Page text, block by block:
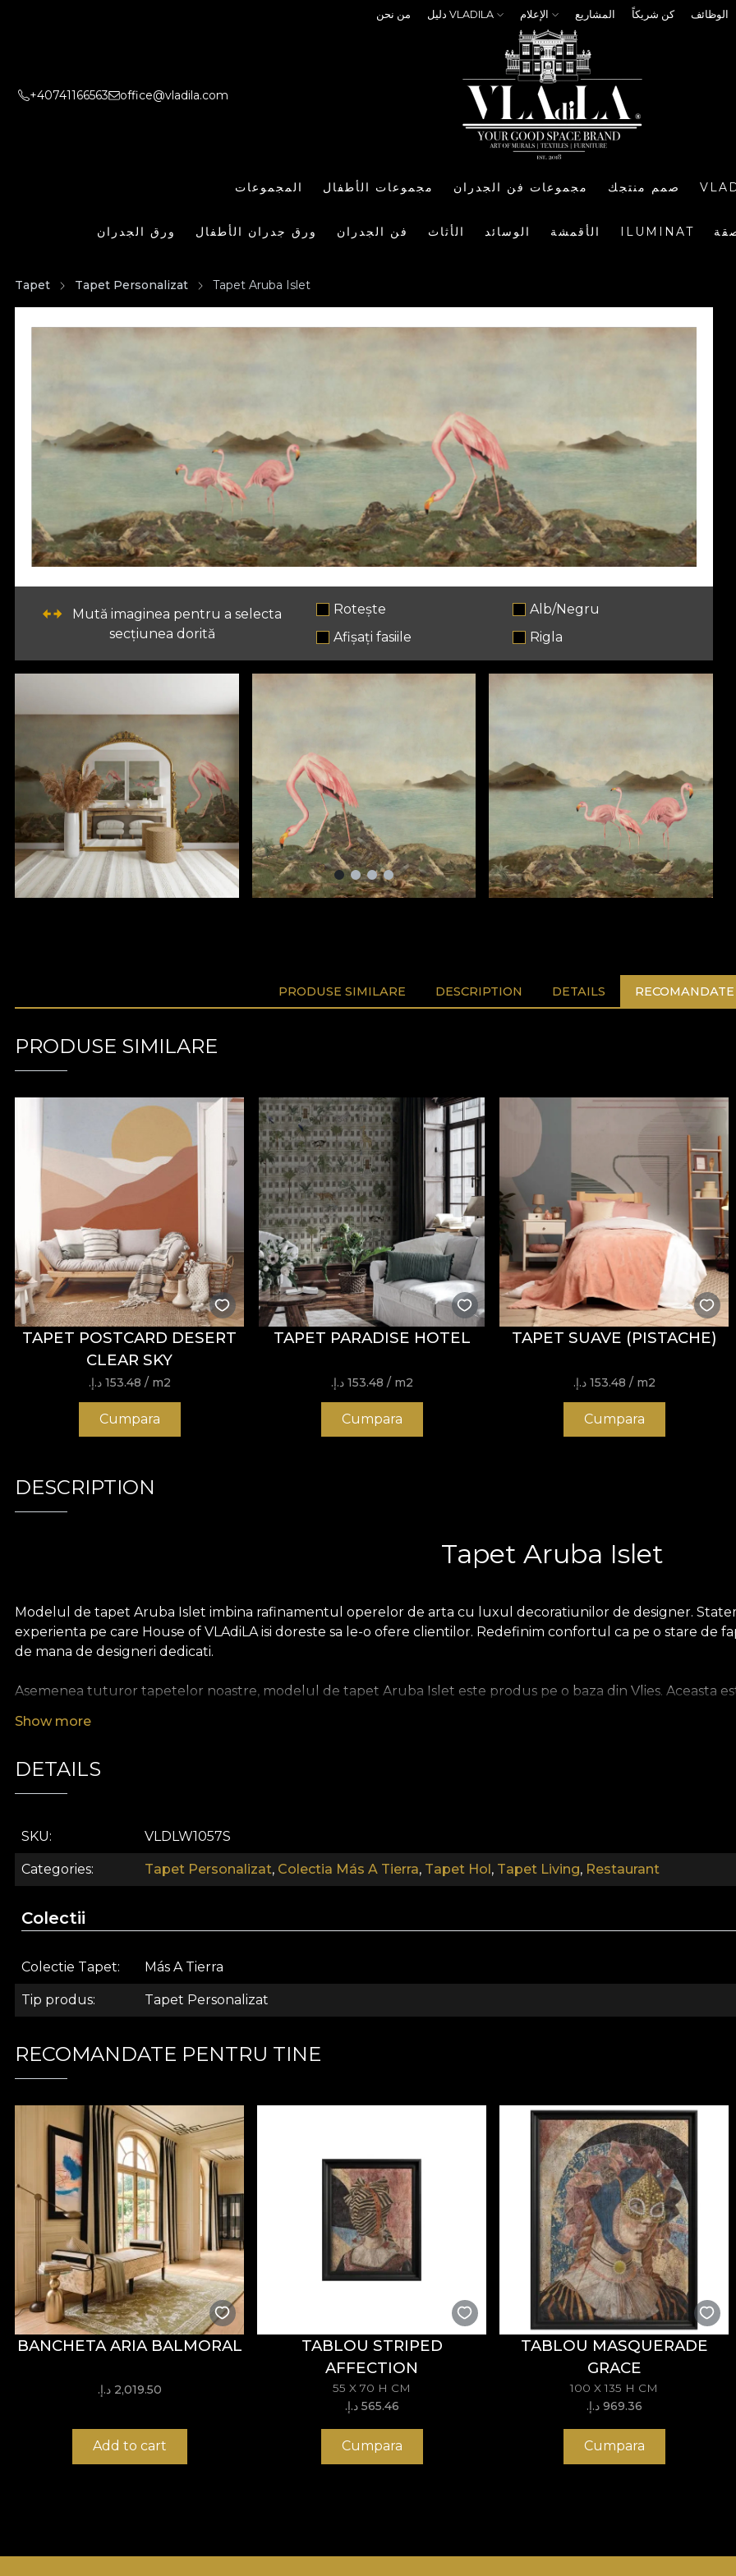
من نحن دليل VLADILA الإعلام المشاريع كن شريكاً الوظائف
+40741166563 office@vladila.com
المجموعات مجموعات الأطفال مجموعات فن الجدران صمم منتجك
ورق الجدران ورق جدران الأطفال فن الجدران الأثاث الوسائد الأقمشة ILUMINAT
Tapet Tapet Personalizat Tapet Aruba Islet
Mută imaginea pentru a selecta
secțiunea dorită
Rotește
Alb/Negru
Afișați fasiile
Rigla
PRODUSE SIMILARE DESCRIPTION DETAILS
PRODUSE SIMILARE
TAPET POSTCARD DESERT
CLEAR SKY
153.48 د.إ.‏ / m2
Cumpara
TAPET PARADISE HOTEL
153.48 د.إ.‏ / m2
Cumpara
TAPET SUAVE (PISTACHE)
153.48 د.إ.‏ / m2
Cumpara
DESCRIPTION
Tapet Aruba Islet
Modelul de tapet Aruba Islet imbina rafinamentul operelor de arta cu luxul decoratiunilor de designer.
experienta pe care House of VLAdiLA isi doreste sa le-o ofere clientilor. Redefinim confortul ca pe o stare de
de mana de designeri dedicati.
Asemenea tuturor tapetelor noastre, modelul de tapet Aruba Islet este produs pe o baza din Vlies. Aceasta
Canvas are o textura care creeaza iluzia unui tablou supradimensionat. In final, tapetul Linen, un material
amenajarile interioare. Specialistii vor folosi din ce in ce mai mult elemente vegetale in decorarea spatiilor cu
comerciale, restaurante sau hoteluri. Tapetele VLAdiLA din noua colectie transforma orice incapere intr-o
terapie in natura, direct din inima junglei urbane.
*Din dragostea si respectul fata de natura, toate tapetele noastre sunt confectionate din materiale naturale,
nostru de productie folosim o baza Vlies, un material netesut, extrem de rezistent si de usor de montat.
**House of VLAdiLA recomanda utilizarea adezivului propriu in aplicarea tapetului. In acest mod, te poti
care se ridica la cele mai inalte standarde de calitate.
Show more
DETAILS
SKU VLDLW1057S
Categories Tapet Personalizat, Colectia Más A Tierra, Tapet Hol, Tapet Living, Restaurant
Colectii
Colectie Tapet Más A Tierra
Tip produs Tapet Personalizat
RECOMANDATE PENTRU TINE
BANCHETA ARIA BALMORAL
2,019.50 د.إ.‏
Add to cart
TABLOU STRIPED
AFFECTION
55 X 70 H CM
565.46 د.إ.‏
Cumpara
TABLOU MASQUERADE
GRACE
100 X 135 H CM
969.36 د.إ.‏
Cumpara